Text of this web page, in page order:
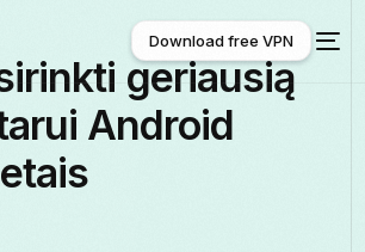
Download free VPN
Download free VPN
geriausią
Android